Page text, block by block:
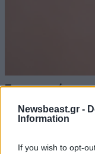
Newsbeast.gr -
Information
If you wish to opt-
Συναγερμός για
νέα κρούσματα